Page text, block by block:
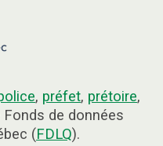
, préfet, prétoire,
Fonds de données
(FDLQ).